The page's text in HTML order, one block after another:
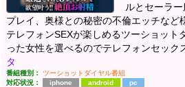
ルとセーラ
プレイ、奥様との秘密の不倫エッチなど
テレフォンSEXが楽しめるツーショット
った女性を選べるのでテレフォンセック
タ
番組種別：
ツーショットダイヤル番組
対応状況：
iphone android pc